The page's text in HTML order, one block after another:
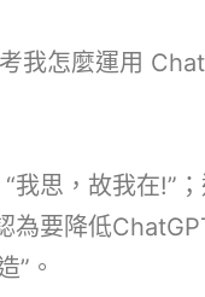
我怎麼運用
我思，故我在!”
為要降低
”。